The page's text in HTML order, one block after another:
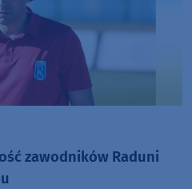
zawodników Raduni